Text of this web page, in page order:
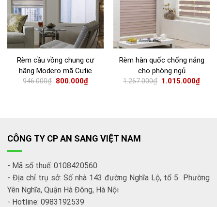
Rèm cầu vồng chung cư
hãng Modero mã Cutie
946.000₫ 800.000₫
Rèm hàn quốc chống nắng
cho phòng ngủ
1.267.000₫ 1.015.000₫
CÔNG TY CP AN SANG VIỆT NAM
- Mã số thuế: 0108420560
- Địa chỉ trụ sở: Số nhà 143 đường Nghĩa Lộ, tổ 5 Phường
Yên Nghĩa, Quận Hà Đông, Hà Nội
- Hotline: 0983192539